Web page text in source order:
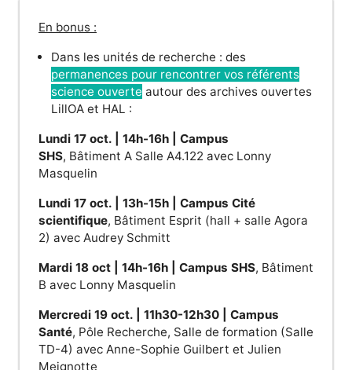
En bonus :
Dans les unités de recherche : des
permanences pour rencontrer vos référents
science ouverte autour des archives ouvertes
LillOA et HAL :
Lundi 17 oct. | 14h-16h | Campus
SHS, Bâtiment A Salle A4.122 avec Lonny
Masquelin
Lundi 17 oct. | 13h-15h | Campus Cité
scientifique, Bâtiment Esprit (hall + salle Agora
2) avec Audrey Schmitt
Mardi 18 oct | 14h-16h | Campus SHS, Bâtiment
B avec Lonny Masquelin
Mercredi 19 oct. | 11h30-12h30 | Campus
Santé, Pôle Recherche, Salle de formation (Salle
TD-4) avec Anne-Sophie Guilbert et Julien
Meignotte